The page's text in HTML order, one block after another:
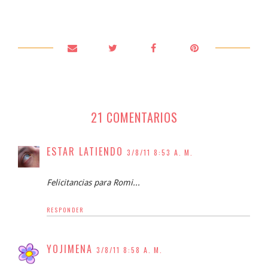
21 COMENTARIOS
ESTAR LATIENDO 3/8/11 8:53 A. M.
Felicitancias para Romi...
RESPONDER
YOJIMENA 3/8/11 8:58 A. M.